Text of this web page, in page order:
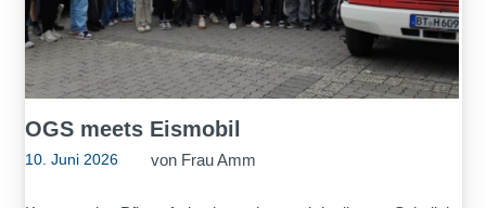
OGS meets Eismobil
10. Juni 2026 von Frau Amm